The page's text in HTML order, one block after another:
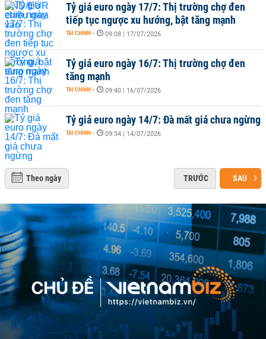
Tỷ giá euro ngày 17/7: Thị trường chợ đen
tiếp tục ngược xu hướng, bật tăng mạnh
TÀI CHÍNH - 09:08 | 17/07/2026
Tỷ giá euro ngày 16/7: Thị trường chợ đen
tăng mạnh
TÀI CHÍNH - 09:40 | 16/07/2026
Tỷ giá euro ngày 14/7: Đà mất giá chưa ngừng
TÀI CHÍNH - 09:34 | 14/07/2026
Theo ngày TRƯỚC SAU